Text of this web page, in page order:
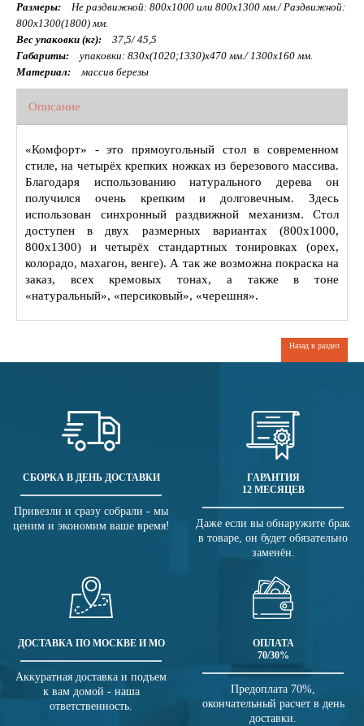
Размеры:
Не раздвижной: 800х1000 или 800х1300 мм./ Раздвижной:
800х1300(1800) мм.
Вес упаковки (кг):
37,5/ 45,5
Габариты:
упаковки: 830х(1020;1330)х470 мм./ 1300х160 мм.
Материал:
массив березы
Описание
«Комфорт» - это прямоугольный стол в современном
стиле, на четырёх крепких ножках из березового массива.
Благодаря использованию натурального дерева он
получился очень крепким и долговечным. Здесь
использован синхронный раздвижной механизм. Стол
доступен в двух размерных вариантах (800х1000,
800х1300) и четырёх стандартных тонировках (орех,
колорадо, махагон, венге). А так же возможна покраска на
заказ, всех кремовых тонах, а также в тоне
«натуральный», «персиковый», «черешня».
Назад в раздел
СБОРКА В ДЕНЬ ДОСТАВКИ
Привезли и сразу собрали - мы
ценим и экономим ваше время!
ГАРАНТИЯ
12 МЕСЯЦЕВ
Даже если вы обнаружите брак
в товаре, он будет обязательно
заменён.
ДОСТАВКА ПО МОСКВЕ И МО
Аккуратная доставка и подъем
к вам домой - наша
ответственность.
ОПЛАТА
70/30%
Предоплата 70%,
окончательный расчет в день
доставки.